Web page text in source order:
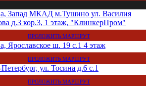
Запад МКАД м.Тушино ул. Василия
д.3 кор.3, 1 этаж, "КлинкерПром"
ПРОЛОЖИТЬ МАРШРУТ
Ярославское ш. 19 с.1 4 этаж
ПРОЛОЖИТЬ МАРШРУТ
ул. Тосина д.6 с.1
ПРОЛОЖИТЬ МАРШРУТ